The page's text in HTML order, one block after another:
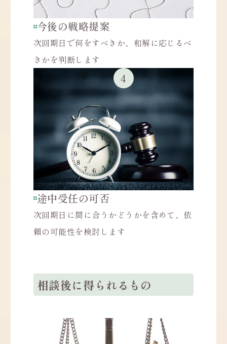
今後の戦略提案
次回期日で何をすべきか、和解に応じるべ
きかを判断します
途中受任の可否
次回期日に間に合うかどうかを含めて、依
頼の可能性を検討します
相談後に得られるもの